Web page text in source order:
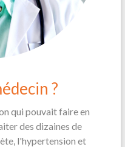
?
qui pouvait faire en
des dizaines de
l'hypertension et